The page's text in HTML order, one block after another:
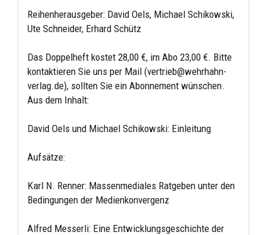
Reihenherausgeber: David Oels, Michael Schikowski,
Ute Schneider, Erhard Schütz
Das Doppelheft kostet 28,00 €, im Abo 23,00 €. Bitte
kontaktieren Sie uns per Mail (vertrieb@wehrhahn-
verlag.de), sollten Sie ein Abonnement wünschen.
Aus dem Inhalt:
David Oels und Michael Schikowski: Einleitung
Aufsätze:
Karl N. Renner: Massenmediales Ratgeben unter den
Bedingungen der Medienkonvergenz
Alfred Messerli: Eine Entwicklungsgeschichte der